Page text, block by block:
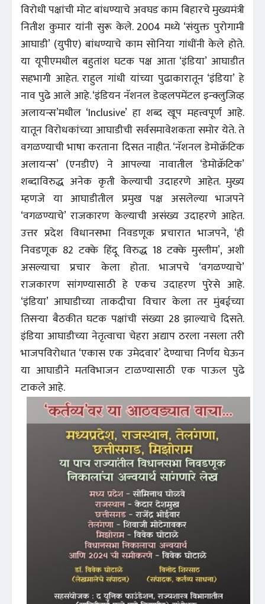
विरोधी पक्षांची मोट बांधण्याचे अवघड काम बिहारचे मुख्यमंत्री
नितीश कुमार यांनी सुरू केले. 2004 मध्ये ‘संयुक्त पुरोगामी
आघाडी’ (युपीए) बांधण्याचे काम सोनिया गांधींनी केले होते.
या यूपीएमधील बहुतांश घटक पक्ष आता ‘इंडिया’ आघाडीत
सहभागी आहेत. राहुल गांधी यांच्या पुढाकारातून ‘इंडिया’ हे
नाव पुढे आले आहे. ‘इंडियन नॅशनल डेव्हलपमेंटल इन्क्लुजिव्ह
अलायन्स’मधील ‘Inclusive’ हा शब्द खूप महत्त्वपूर्ण आहे.
यातून विरोधकांच्या आघाडीची सर्वसमावेशकता समोर येते. ते
वगळण्याची भाषा करताना दिसत नाहीत. ‘नॅशनल डेमोक्रॅटिक
अलायन्स’ (एनडीए) ने आपल्या नावातील ‘डेमोक्रॅटिक’
शब्दाविरुद्ध अनेक कृती केल्याची उदाहरणे आहेत. मुख्य
म्हणजे या आघाडीतील प्रमुख पक्ष असलेल्या भाजपने
‘वगळण्याचे’ राजकारण केल्याची असंख्य उदाहरणे आहेत.
उत्तर प्रदेश विधानसभा निवडणूक प्रचारात भाजपने, ‘ही
निवडणूक 82 टक्के हिंदू विरुद्ध 18 टक्के मुस्लीम’, अशी
असल्याचा प्रचार केला होता. भाजपचे ‘वगळण्याचे’
राजकारण सांगण्यासाठी हे एकच उदाहरण पुरेसे आहे.
‘इंडिया’ आघाडीच्या ताकदीचा विचार केला तर मुंबईच्या
तिसऱ्या बैठकीत घटक पक्षांची संख्या 28 झाल्याचे दिसते.
इंडिया आघाडीच्या नेतृत्वाचा चेहरा अद्याप ठरला नसला तरी
भाजपविरोधात ‘एकास एक उमेदवार’ देण्याचा निर्णय घेऊन
या आघाडीने मतविभाजन टाळण्यासाठी एक पाऊल पुढे
टाकले आहे.